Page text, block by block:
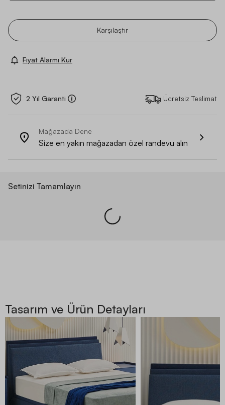
Karşılaştır
Fiyat Alarmı Kur
2 Yıl Garanti Ücretsiz Teslimat
Mağazada Dene
Size en yakın mağazadan özel randevu alın
Setinizi Tamamlayın
Tasarım ve Ürün Detayları